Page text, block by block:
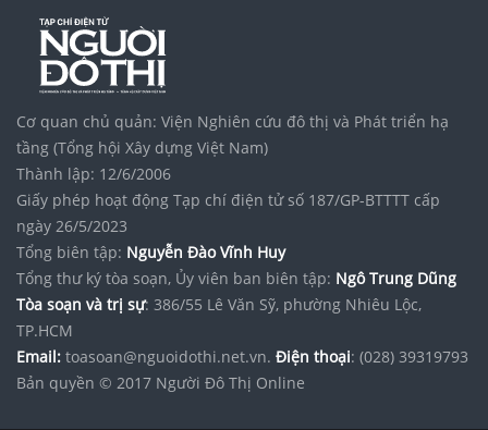
Vinhomes Saigon Park
Tập đoàn Bcons Group
In may thay vải bạt áo dù che
Tham khảo ngaygiá bạt xanh cammới nhất
Cơ quan chủ quản: Viện Nghiên cứu đô thị và Phát triển hạ
tầng (Tổng hội Xây dựng Việt Nam)
Thành lập: 12/6/2006
Giấy phép hoạt động Tạp chí điện tử số 187/GP-BTTTT cấp
ngày 26/5/2023
Tổng biên tập: Nguyễn Đào Vĩnh Huy
Tổng thư ký tòa soạn, Ủy viên ban biên tập: Ngô Trung Dũng
Tòa soạn và trị sự: 386/55 Lê Văn Sỹ, phường Nhiêu Lộc,
TP.HCM
Email: toasoan@nguoidothi.net.vn. Điện thoại: (028) 39319793
Bản quyền © 2017 Người Đô Thị Online